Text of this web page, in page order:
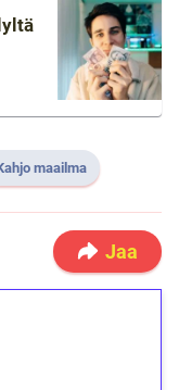
maailma
Jaa